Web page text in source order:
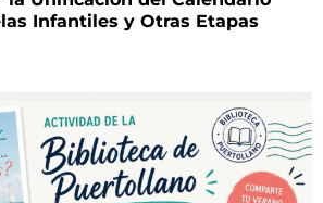
Infantiles y Otras Etapas